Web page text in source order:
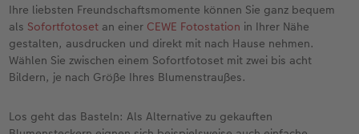
Ihre liebsten Freundschaftsmomente können Sie ganz bequem
als Sofortfotoset an einer CEWE Fotostation in Ihrer Nähe
gestalten, ausdrucken und direkt mit nach Hause nehmen.
Wählen Sie zwischen einem Sofortfotoset mit zwei bis acht
Bildern, je nach Größe Ihres Blumenstraußes.
Los geht das Basteln: Als Alternative zu gekauften